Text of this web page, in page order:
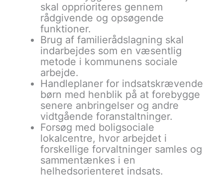
skal opprioriteres gennem
rådgivende og opsøgende
funktioner.
Brug af familierådslagning skal
indarbejdes som en væsentlig
metode i kommunens sociale
arbejde.
Handleplaner for indsatskrævende
børn med henblik på at forebygge
senere anbringelser og andre
vidtgående foranstaltninger.
Forsøg med boligsociale
lokalcentre, hvor arbejdet i
forskellige forvaltninger samles og
sammentænkes i en
helhedsorienteret indsats.